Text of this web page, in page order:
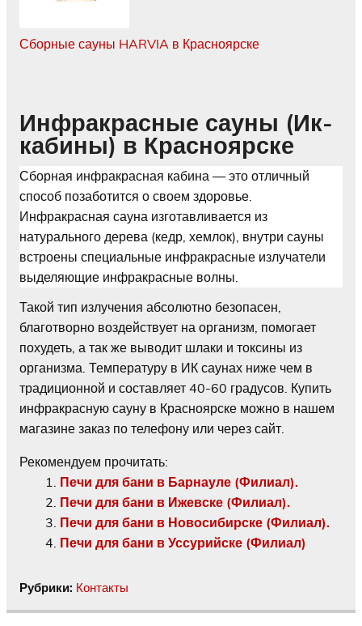
Сборные сауны HARVIA в Красноярске
Инфракрасные сауны (Ик-
кабины) в Красноярске
Сборная инфракрасная кабина — это отличный
способ позаботится о своем здоровье.
Инфракрасная сауна изготавливается из
натурального дерева (кедр, хемлок), внутри сауны
встроены специальные инфракрасные излучатели
выделяющие инфракрасные волны.
Такой тип излучения абсолютно безопасен,
благотворно воздействует на организм, помогает
похудеть, а так же выводит шлаки и токсины из
организма. Температуру в ИК саунах ниже чем в
традиционной и составляет 40-60 градусов. Купить
инфракрасную сауну в Красноярске можно в нашем
магазине заказ по телефону или через сайт.
Рекомендуем прочитать:
Печи для бани в Барнауле (Филиал).
Печи для бани в Ижевске (Филиал).
Печи для бани в Новосибирске (Филиал).
Печи для бани в Уссурийске (Филиал)
Рубрики: Контакты